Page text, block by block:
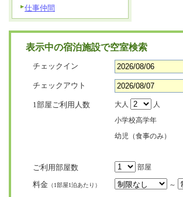
仕事仲間
表示中の宿泊施設で空室検索
チェックイン
チェックアウト
1部屋ご利用人数 大人
人
小学校高学年
幼児（食事のみ）
ご利用部屋数 部屋
料金 （1部屋1泊あたり） ～